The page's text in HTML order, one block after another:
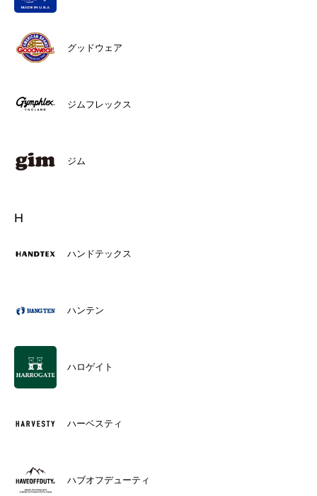
グッドウェア
ジムフレックス
ジム
H
ハンドテックス
ハンテン
ハロゲイト
ハーベスティ
ハブオフデューティ